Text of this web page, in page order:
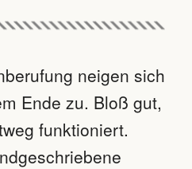
neigen sich
Ende zu. Bloß gut,
funktioniert.